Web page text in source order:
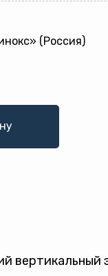
(Россия)
вертикальный